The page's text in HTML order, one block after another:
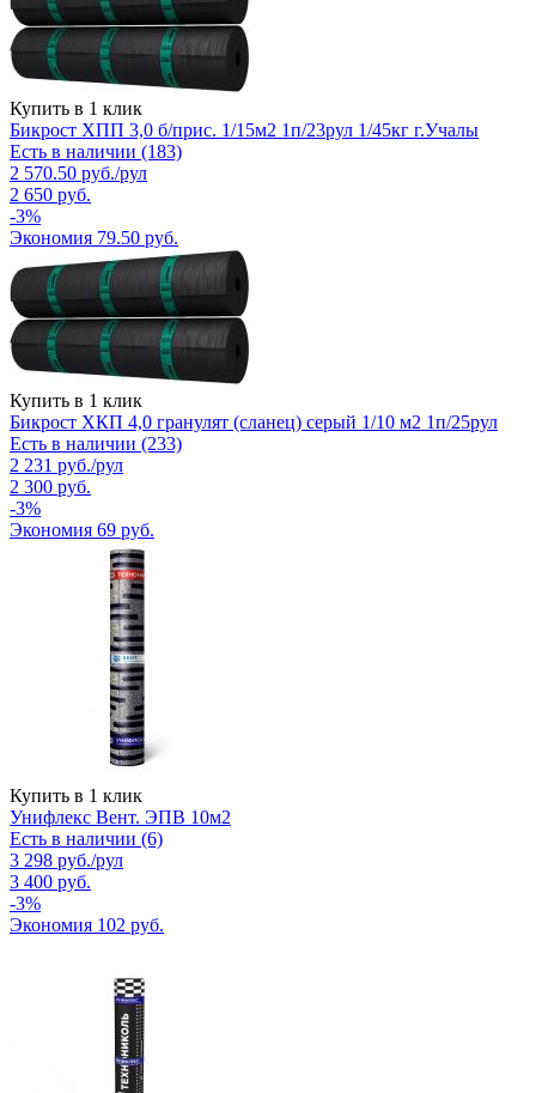
Купить в 1 клик
Бикрост ХПП 3,0 б/прис. 1/15м2 1п/23рул 1/45кг г.Учалы
Есть в наличии (183)
2 570.50 руб./рул
2 650 руб.
-3%
Экономия 79.50 руб.
Купить в 1 клик
Бикрост ХКП 4,0 гранулят (сланец) серый 1/10 м2 1п/25рул
Есть в наличии (233)
2 231 руб./рул
2 300 руб.
-3%
Экономия 69 руб.
Купить в 1 клик
Унифлекс Вент. ЭПВ 10м2
Есть в наличии (6)
3 298 руб./рул
3 400 руб.
-3%
Экономия 102 руб.